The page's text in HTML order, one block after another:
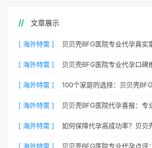
文章展示
[ 海外特需 ]
[ 海外特需 ]
[ 海外特需 ]
[ 海外特需 ]
[ 海外特需 ]
[ 海外特需 ]